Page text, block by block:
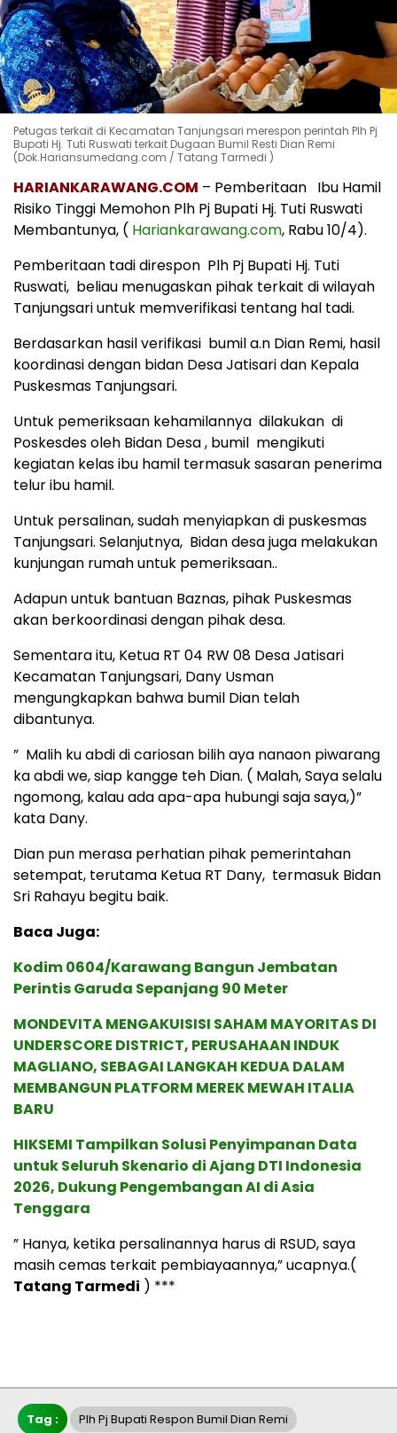
Petugas terkait di Kecamatan Tanjungsari merespon perintah Plh Pj
Bupati Hj. Tuti Ruswati terkait Dugaan Bumil Resti Dian Remi
(Dok.Hariansumedang.com / Tatang Tarmedi )
HARIANKARAWANG.COM – Pemberitaan Ibu Hamil
Risiko Tinggi Memohon Plh Pj Bupati Hj. Tuti Ruswati
Membantunya, ( Hariankarawang.com, Rabu 10/4).
Pemberitaan tadi direspon Plh Pj Bupati Hj. Tuti
Ruswati, beliau menugaskan pihak terkait di wilayah
Tanjungsari untuk memverifikasi tentang hal tadi.
Berdasarkan hasil verifikasi bumil a.n Dian Remi, hasil
koordinasi dengan bidan Desa Jatisari dan Kepala
Puskesmas Tanjungsari.
Untuk pemeriksaan kehamilannya dilakukan di
Poskesdes oleh Bidan Desa , bumil mengikuti
kegiatan kelas ibu hamil termasuk sasaran penerima
telur ibu hamil.
Untuk persalinan, sudah menyiapkan di puskesmas
Tanjungsari. Selanjutnya, Bidan desa juga melakukan
kunjungan rumah untuk pemeriksaan..
Adapun untuk bantuan Baznas, pihak Puskesmas
akan berkoordinasi dengan pihak desa.
Sementara itu, Ketua RT 04 RW 08 Desa Jatisari
Kecamatan Tanjungsari, Dany Usman
mengungkapkan bahwa bumil Dian telah
dibantunya.
” Malih ku abdi di cariosan bilih aya nanaon piwarang
ka abdi we, siap kangge teh Dian. ( Malah, Saya selalu
ngomong, kalau ada apa-apa hubungi saja saya,)”
kata Dany.
Dian pun merasa perhatian pihak pemerintahan
setempat, terutama Ketua RT Dany, termasuk Bidan
Sri Rahayu begitu baik.
Baca Juga:
Kodim 0604/Karawang Bangun Jembatan
Perintis Garuda Sepanjang 90 Meter
MONDEVITA MENGAKUISISI SAHAM MAYORITAS DI
UNDERSCORE DISTRICT, PERUSAHAAN INDUK
MAGLIANO, SEBAGAI LANGKAH KEDUA DALAM
MEMBANGUN PLATFORM MEREK MEWAH ITALIA
BARU
HIKSEMI Tampilkan Solusi Penyimpanan Data
untuk Seluruh Skenario di Ajang DTI Indonesia
2026, Dukung Pengembangan AI di Asia
Tenggara
” Hanya, ketika persalinannya harus di RSUD, saya
masih cemas terkait pembiayaannya,” ucapnya.(
Tatang Tarmedi ) ***
Tag : Plh Pj Bupati Respon Bumil Dian Remi